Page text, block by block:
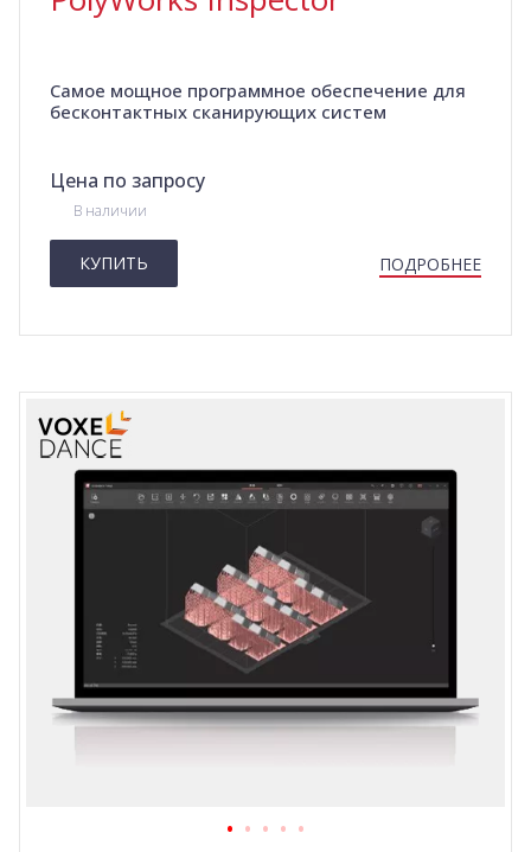
Самое мощное программное обеспечение для
бесконтактных сканирующих систем
Цена по запросу
В наличии
КУПИТЬ ПОДРОБНЕЕ